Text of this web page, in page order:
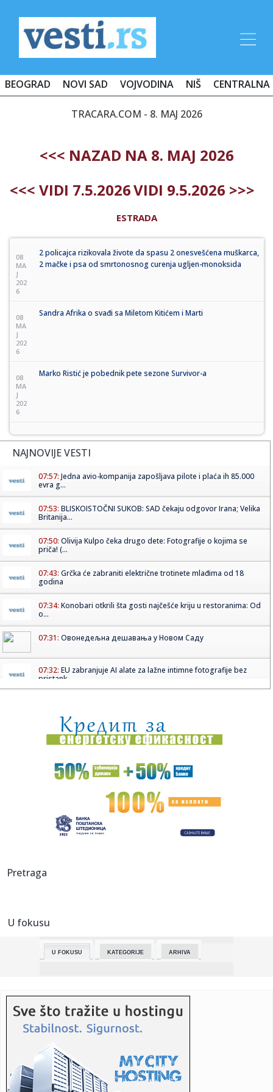
BEOGRAD NOVI SAD VOJVODINA NIŠ CENTRALNA
TRACARA.COM - 8. MAJ 2026
<<< NAZAD NA 8. MAJ 2026
<<< VIDI 7.5.2026VIDI 9.5.2026 >>>
ESTRADA
08
MA
J
202
6
2 policajca rizikovala živote da spasu 2 onesvešćena muškarca,
2 mačke i psa od smrtonosnog curenja ugljen-monoksida
08
MA
J
202
6
Sandra Afrika o svađi sa Miletom Kitićem i Marti
08
MA
J
202
6
Marko Ristić je pobednik pete sezone Survivor-a
NAJNOVIJE VESTI
07:57: Jedna avio-kompanija zapošljava pilote i plaća ih 85.000
evra g...
07:53: BLISKOISTOČNI SUKOB: SAD čekaju odgovor Irana; Velika
Britanija...
07:50: Olivija Kulpo čeka drugo dete: Fotografije o kojima se
priča! (...
07:43: Grčka će zabraniti električne trotinete mlađima od 18
godina
07:34: Konobari otkrili šta gosti najčešće kriju u restoranima: Od
o...
07:31: Овонедељна дешавања у Новом Саду
07:32: EU zabranjuje AI alate za lažne intimne fotografije bez
pristank...
07:22:Drugovićka crkva u pričama Živka Vujića
07:22:Srednjovjekovni grad Mičevac kod Trebinja dobija novi sjaj
Istraživanje: U Srbiji trećina građana strahuje da bi AI
07:15:Dokumentarac o Oasisu stiže na Disney+ sa nikad viđenim
SGA s...
07:09:
07:04: Na američkom kruzeru 115 ljudi obolelo od norovirusa
07:04:Četiri srpske organizacije dogovorile zajedničko učešće na
i...
07:04:Objavljeno koliko je stanova prodato u Beogradu na vodi
07:04:Navodna ponuda nepoznate srpske kompanije za NIS -
Pretraga
U fokusu
U FOKUSU KATEGORIJE ARHIVA